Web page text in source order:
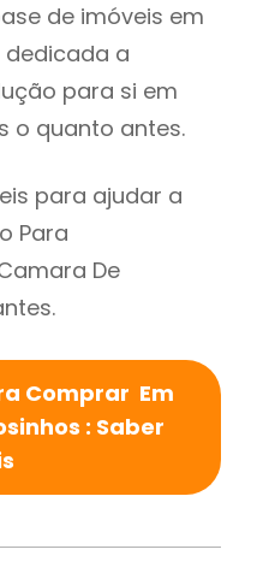
de imóveis em
dedicada a
para si em
o quanto antes.
para ajudar a
Para
De
Comprar Em
: Saber